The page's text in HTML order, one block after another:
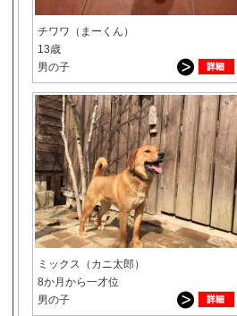
チワワ（まーくん）
13歳
男の子
ミックス（カニ太郎）
8か月から一才位
男の子